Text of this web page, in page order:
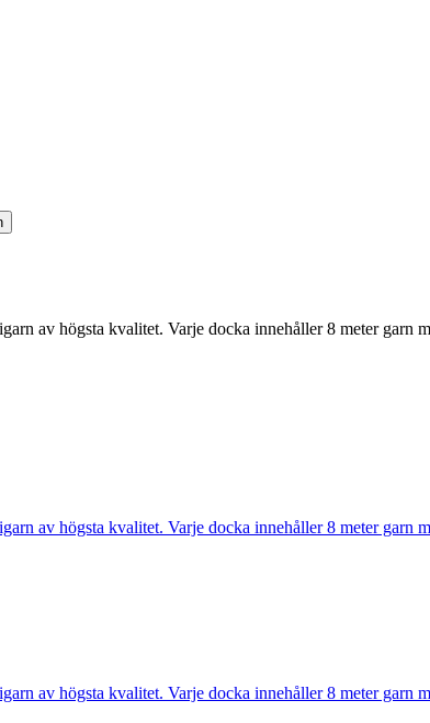
av högsta kvalitet. Varje docka innehåller 8 meter garn
av högsta kvalitet. Varje docka innehåller 8 meter garn
av högsta kvalitet. Varje docka innehåller 8 meter garn